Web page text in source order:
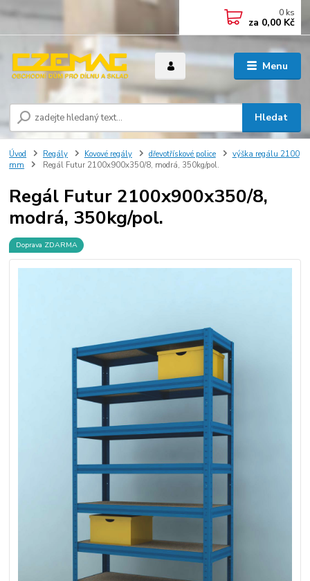
Menu
Hledat
0 ks
za 0,00 Kč
Úvod Regály Kovové regály dřevotřískové police
výška regálu 2100
mm
Regál Futur 2100x900x350/8, modrá, 350kg/pol.
Regál Futur 2100x900x350/8,
modrá, 350kg/pol.
Doprava ZDARMA